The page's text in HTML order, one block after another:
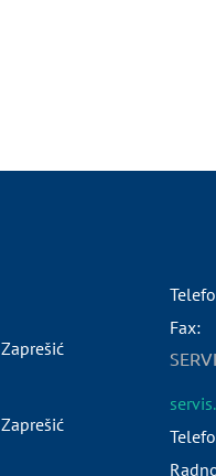
Zaprešić
Zaprešić
Fax: